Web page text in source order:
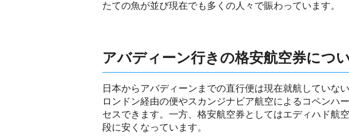
たての魚が並び現在でも多くの人々で賑わっています。
アバディーン行きの格安航空券につ
日本からアバディーンまでの直行便は現在就航していな
ロンドン経由の便やスカンジナビア航空によるコペンハ
セスできます。一方、格安航空券としてはエディハド航
段に安くなっています。